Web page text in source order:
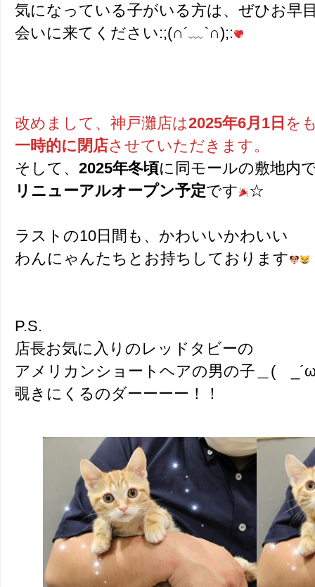
気になっている子がいる方は、ぜひお早
会いに来てください:;(∩´﹏`∩);:
改めまして、神戸灘店は2025年6月1日 を
一時的に閉店させていただきます。
そして、 2025年冬頃に同モールの敷地内
リニューアルオープン予定です ☆
ラストの10日間も、かわいいかわいい
わんにゃんたちとお持ちしております
P.S.
店長お気に入りのレッドタビーの
アメリカンショートヘアの男の子＿(
覗きにくるのダーーーー！！